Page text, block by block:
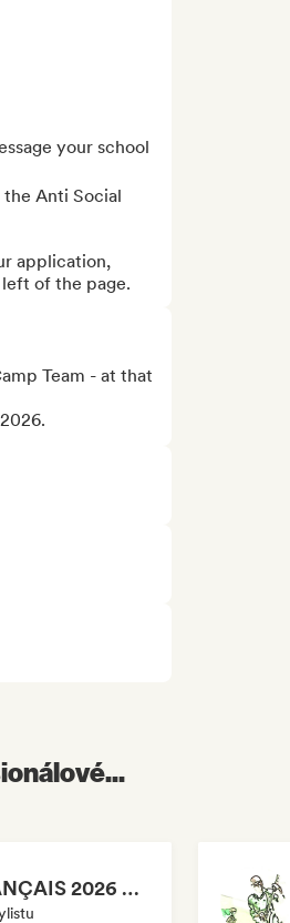
your school
Anti Social
application,
of the page.
Team - at that
RAP FRANÇAIS 2026 🔥🇫🇷 (Way Records)